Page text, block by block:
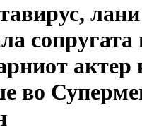
лани
сопругата
актер
во